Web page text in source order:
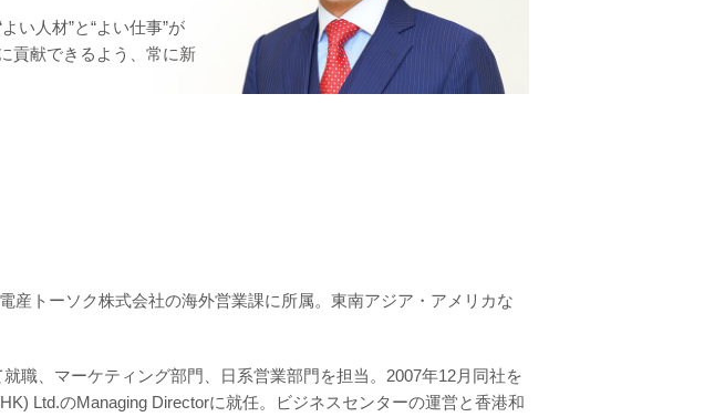
い人材”と“よい仕事”が
貢献できるよう、常に新
産トーソク株式会社の海外営業課に所属。東南アジア・アメリカな
職、マーケティング部門、日系営業部門を担当。2007年12月同社を
Ltd.のManaging Directorに就任。ビジネスセンターの運営と香港和